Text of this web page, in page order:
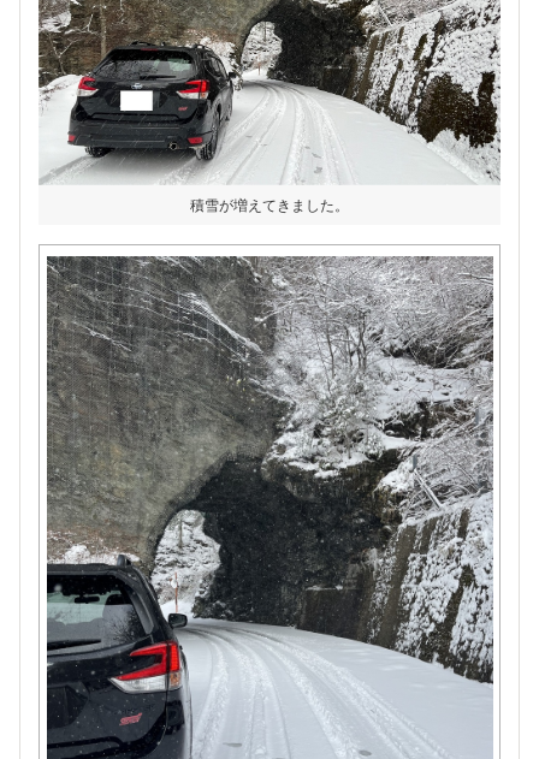
積雪が増えてきました。